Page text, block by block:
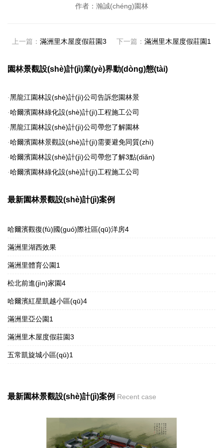
作者：瀚誠(chéng)園林
上一篇： 滿洲里木屋度假莊園3 下一篇： 滿洲里木屋度假莊園1
園林景觀設(shè)計(jì)業(yè)界動(dòng)態(tài)
·黑龍江園林設(shè)計(jì)公司告訴您園林景
·哈爾濱園林綠化設(shè)計(jì)工程施工公司
·黑龍江園林設(shè)計(jì)公司帶您了解園林
·哈爾濱園林景觀設(shè)計(jì)需要避免同質(zhì)
·哈爾濱園林設(shè)計(jì)公司帶您了解3點(diǎn)
·哈爾濱園林綠化設(shè)計(jì)工程施工公司
最新園林景觀設(shè)計(jì)案例
哈爾濱觀復(fù)國(guó)際社區(qū)洋房4
滿洲里湖西效果
滿洲里體育公園1
松北前進(jìn)家園4
哈爾濱紅星凱越小區(qū)4
滿洲里亞公園1
滿洲里木屋度假莊園3
五常凱旋城小區(qū)1
最新園林景觀設(shè)計(jì)案例 Recent case